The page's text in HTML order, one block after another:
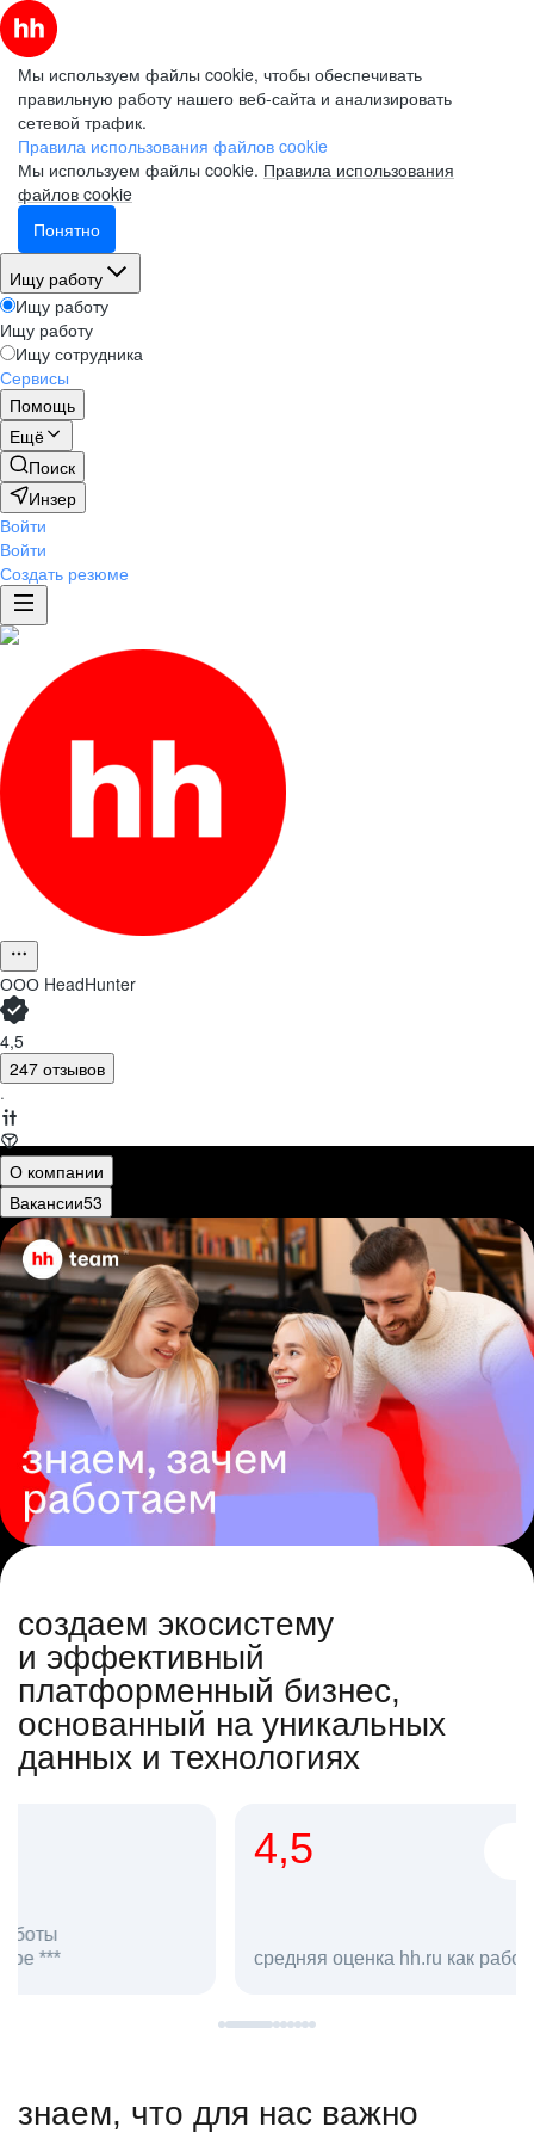
Мы используем файлы cookie, чтобы обеспечивать
правильную работу нашего веб-сайта и анализировать
сетевой трафик.
Правила использования файлов cookie
Мы используем файлы cookie. Правила использования
файлов cookie
Понятно
Ищу работу
Ищу работу
Ищу работу
Ищу сотрудника
Сервисы
Помощь
Ещё
Поиск
Инзер
Войти
Войти
Создать резюме
ООО HeadHunter
4,5
247 отзывов
·
О компании
Вакансии53
создаем экосистему
и эффективный
платформенный бизнес,
основанный на уникальных
данных и технологиях
средняя оценка hh.ru как работодателя **
в hh.ru
знаем, что для нас важно